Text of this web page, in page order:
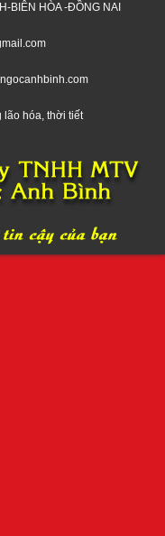
BIÊN HÒA -ĐỒNG NAI
lão hóa, thời tiết